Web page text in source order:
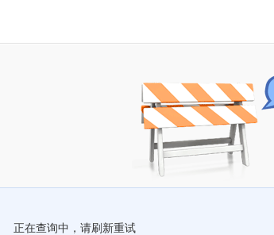
正在查询中，请刷新重试